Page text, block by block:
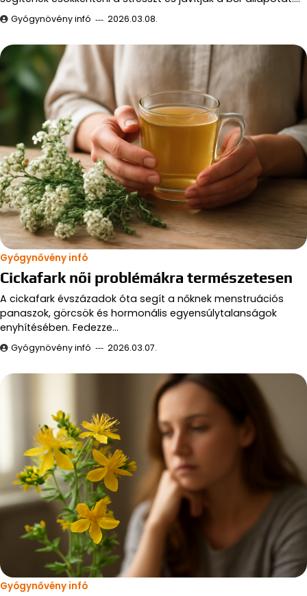
Gyógynövény infó 2026.03.08.
Gyógynővény infó
Cickafark női problémákra természetesen
A cickafark évszázadok óta segít a nőknek menstruációs
panaszok, görcsök és hormonális egyensúlytalanságok
enyhítésében. Fedezze…
Gyógynövény infó 2026.03.07.
Gyógynővény infó